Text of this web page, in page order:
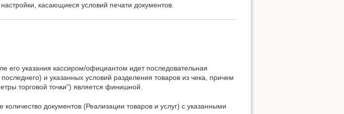
касающиеся условий печати документов.
его указания кассиром/официантом идет последовательная
и указанных условий разделения товаров из чека, причем
торговой точки”) является финишной.
документов (Реализации товаров и услуг) с указанными